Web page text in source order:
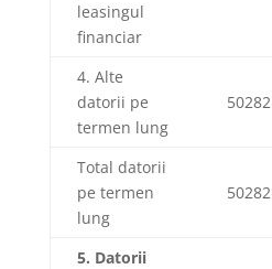
leasingul
financiar
4. Alte
datorii pe
termen lung
50282
Total datorii
pe termen
lung
50282
5. Datorii